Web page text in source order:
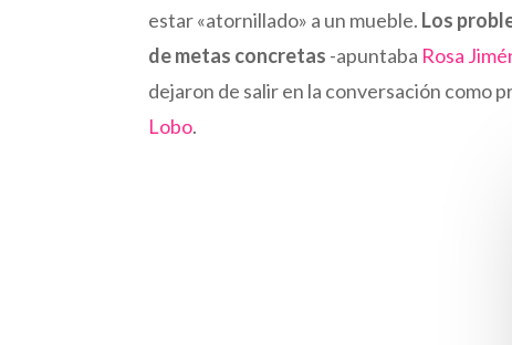
estar «atornillado» a un mueble. Los
de metas concretas -apuntaba Rosa
dejaron de salir en la conversación como
Lobo.